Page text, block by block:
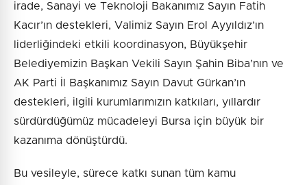
irade, Sanayi ve Teknoloji Bakanımız Sayın Fatih
Kacır’ın destekleri, Valimiz Sayın Erol Ayyıldız’ın
liderliğindeki etkili koordinasyon, Büyükşehir
Belediyemizin Başkan Vekili Sayın Şahin Biba’nın ve
AK Parti İl Başkanımız Sayın Davut Gürkan’ın
destekleri, ilgili kurumlarımızın katkıları, yıllardır
sürdürdüğümüz mücadeleyi Bursa için büyük bir
kazanıma dönüştürdü.
Bu vesileyle, sürece katkı sunan tüm kamu